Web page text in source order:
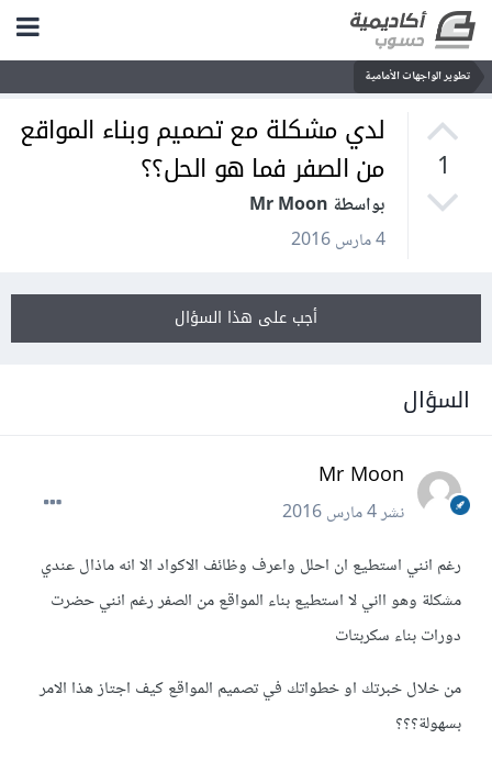
تطوير الواجهات الأمامية
1
لدي مشكلة مع تصميم وبناء المواقع
من الصفر فما هو الحل؟؟
بواسطة Mr Moon
4 مارس 2016
أجب على هذا السؤال
السؤال
Mr Moon
نشر4 مارس 2016
رغم انني استطيع ان احلل واعرف وظائف الاكواد الا انه ماذال عندي
مشكلة وهو ااني لا استطيع بناء المواقع من الصفر رغم انني حضرت
دورات بناء سكربتات
من خلال خبرتك او خطواتك في تصميم المواقع كيف اجتاز هذا الامر
بسهولة؟؟؟